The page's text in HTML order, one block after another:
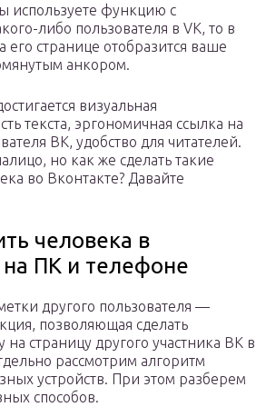
используете функцию с
либо пользователя в VK, то в
его странице отобразится ваше
анкором.
визуальная
текста, эргономичная ссылка на
ВК, удобство для читателей.
но как же сделать такие
во Вконтакте? Давайте
человека в
на ПК и телефоне
другого пользователя —
позволяющая сделать
на страницу другого участника ВК в
рассмотрим алгоритм
устройств. При этом разберем
способов.